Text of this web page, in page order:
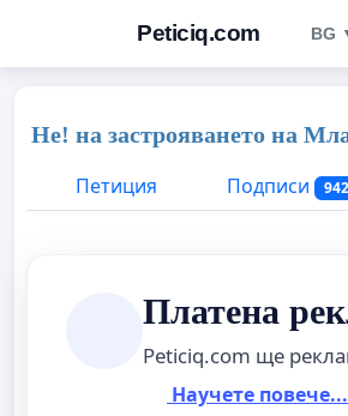
Peticiq.com BG
Не! на застрояването на
Петиция
Подписи 942
Платена
Peticiq.com ще
Научете повече...